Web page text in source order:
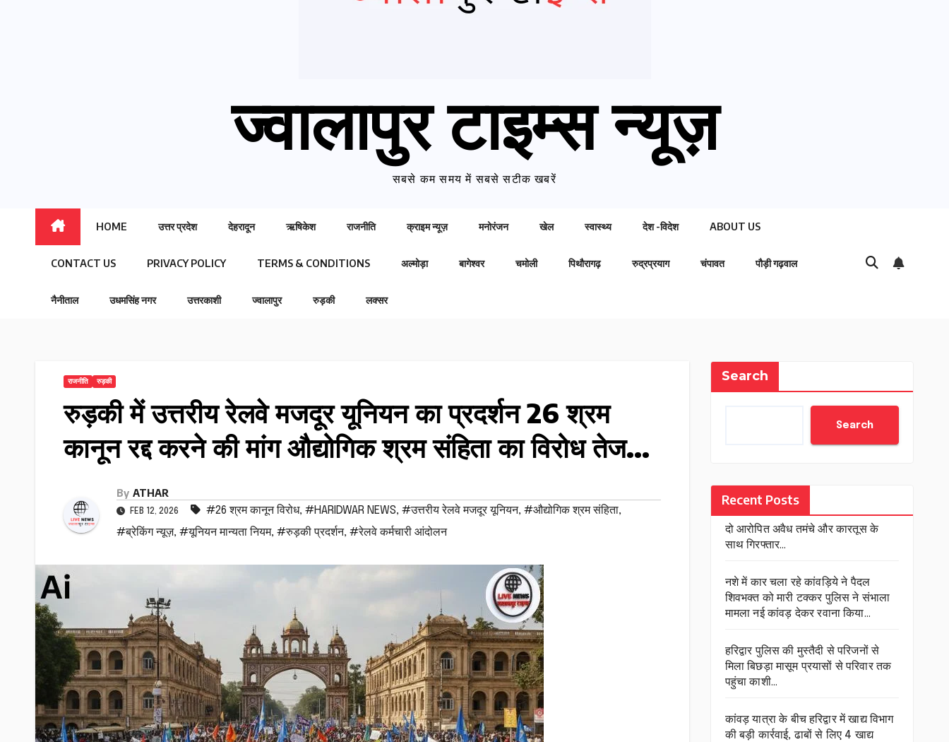
ज्वालापुर टाइम्स न्यूज़
सबसे कम समय में सबसे सटीक खबरें
HOME उत्तर प्रदेश देहरादून ऋषिकेश राजनीति क्राइम न्यूज़ मनोरंजन खेल स्वास्थ्य देश -विदेश ABOUT US
CONTACT US PRIVACY POLICY TERMS & CONDITIONS अल्मोड़ा बागेश्वर चमोली पिथौरागढ़ रुद्रप्रयाग चंपावत पौड़ी गढ़वाल
नैनीताल उधमसिंह नगर उत्तरकाशी ज्वालापुर रुड़की लक्सर
राजनीति रुड़की
रुड़की में उत्तरीय रेलवे मजदूर यूनियन का प्रदर्शन 26 श्रम
कानून रद्द करने की मांग औद्योगिक श्रम संहिता का विरोध तेज…
By ATHAR
FEB 12, 2026 #26 श्रम कानून विरोध, #HARIDWAR NEWS, #उत्तरीय रेलवे मजदूर यूनियन, #औद्योगिक श्रम संहिता,
#ब्रेकिंग न्यूज़, #यूनियन मान्यता नियम, #रुड़की प्रदर्शन, #रेलवे कर्मचारी आंदोलन
Search
Search
Recent Posts
दो आरोपित अवैध तमंचे और कारतूस के
साथ गिरफ्तार…
नशे में कार चला रहे कांवड़िये ने पैदल
शिवभक्त को मारी टक्कर पुलिस ने संभाला
मामला नई कांवड़ देकर रवाना किया…
हरिद्वार पुलिस की मुस्तैदी से परिजनों से
मिला बिछड़ा मासूम प्रयासों से परिवार तक
पहुंचा काशी…
कांवड़ यात्रा के बीच हरिद्वार में खाद्य विभाग
की बड़ी कार्रवाई, ढाबों से लिए 4 खाद्य